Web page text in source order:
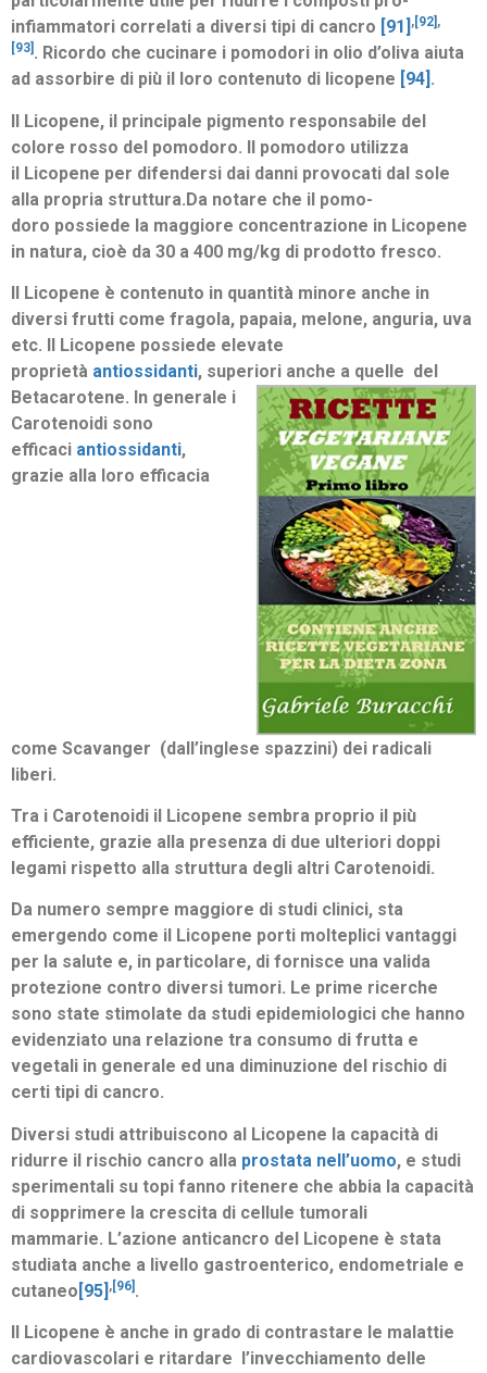
infiammatori correlati a diversi tipi di cancro [91] , [92] ,
[93] . Ricordo che cucinare i pomodori in olio d’oliva aiuta
ad assorbire di più il loro contenuto di licopene [94] .
Il Licopene, il principale pigmento responsabile del
colore rosso del pomodoro. Il pomodoro utilizza
il Licopene per difendersi dai danni provocati dal sole
alla propria struttura.Da notare che il pomo­
doro possiede la maggiore concentrazione in Licopene
in natura, cioè da 30 a 400 mg/kg di prodotto fresco.
Il Licopene è contenuto in quantità minore anche in
diversi frutti come fragola, papaia, melone, anguria, uva
etc. Il Licopene possiede elevate
proprietà antiossidanti, superiori anche a quelle del
Betacarotene. In generale i
Carotenoidi sono
efficaci antiossidanti,
grazie alla loro efficacia
come Scavanger (dall’inglese spazzini) dei radicali
liberi.
Tra i Carotenoidi il Licopene sembra proprio il più
efficiente, grazie alla presenza di due ulteriori doppi
legami rispetto alla struttura degli altri Carotenoidi.
Da numero sempre maggiore di studi clinici, sta
emergendo come il Licopene porti molteplici vantaggi
per la salute e, in particolare, di fornisce una valida
protezione contro diversi tumori. Le prime ricerche
sono state stimolate da studi epidemiologici che hanno
evidenziato una relazione tra consumo di frutta e
vegetali in generale ed una diminuzione del rischio di
certi tipi di cancro.
Diversi studi attribuiscono al Licopene la capacità di
ridurre il rischio cancro alla prostata nell’uomo, e studi
sperimentali su topi fanno ritenere che abbia la capacità
di sopprimere la crescita di cellule tumorali
mammarie. L’azione anticancro del Licopene è stata
studiata anche a livello gastroenterico, endometriale e
cutaneo [95] ,[96] .
Il Licopene è anche in grado di contrastare le malattie
cardiovascolari e ritardare l’invecchiamento delle